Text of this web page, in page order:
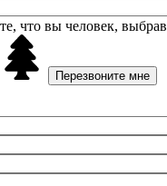
что вы человек, выбрав